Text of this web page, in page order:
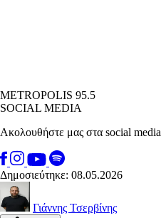
METROPOLIS 95.5
SOCIAL MEDIA
Ακολουθήστε μας στα social media
Δημοσιεύτηκε: 08.05.2026
Γιάννης Τσερβίνης